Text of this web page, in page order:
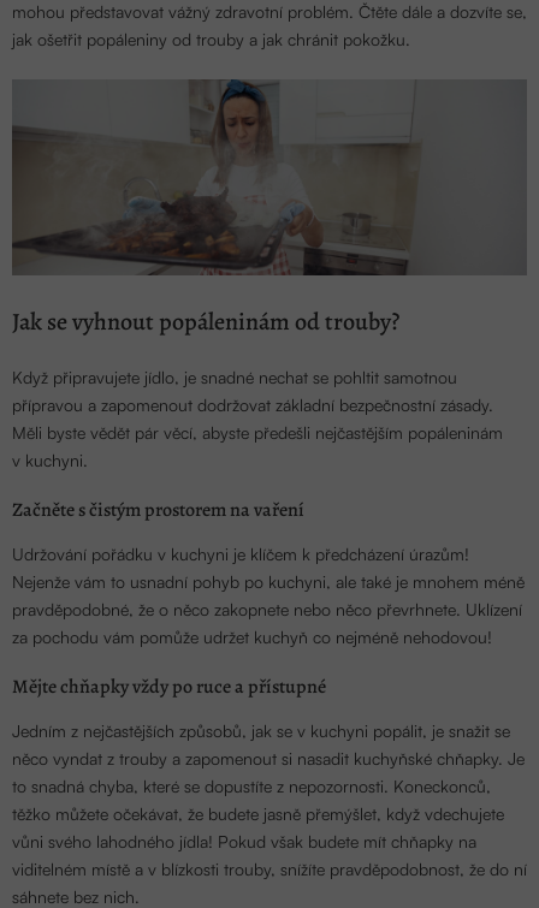
mohou představovat vážný zdravotní problém. Čtěte dále a dozvíte se,
jak ošetřit popáleniny od trouby a jak chránit pokožku.
Jak se vyhnout popáleninám od trouby?
Když připravujete jídlo, je snadné nechat se pohltit samotnou
přípravou a zapomenout dodržovat základní bezpečnostní zásady.
Měli byste vědět pár věcí, abyste předešli nejčastějším popáleninám
v kuchyni.
Začněte s čistým prostorem na vaření
Udržování pořádku v kuchyni je klíčem k předcházení úrazům!
Nejenže vám to usnadní pohyb po kuchyni, ale také je mnohem méně
pravděpodobné, že o něco zakopnete nebo něco převrhnete. Uklízení
za pochodu vám pomůže udržet kuchyň co nejméně nehodovou!
Mějte chňapky vždy po ruce a přístupné
Jedním z nejčastějších způsobů, jak se v kuchyni popálit, je snažit se
něco vyndat z trouby a zapomenout si nasadit kuchyňské chňapky. Je
to snadná chyba, které se dopustíte z nepozornosti. Koneckonců,
těžko můžete očekávat, že budete jasně přemýšlet, když vdechujete
vůni svého lahodného jídla! Pokud však budete mít chňapky na
viditelném místě a v blízkosti trouby, snížíte pravděpodobnost, že do ní
sáhnete bez nich.